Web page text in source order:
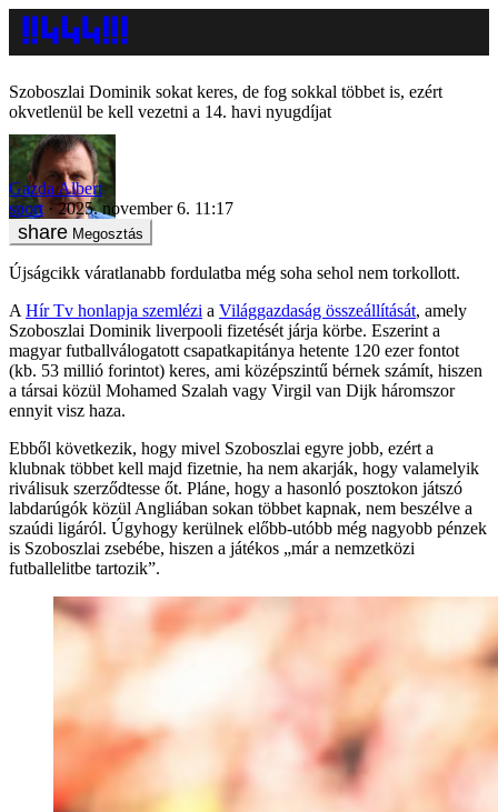
Szoboszlai Dominik sokat keres, de fog sokkal többet is, ezért
okvetlenül be kell vezetni a 14. havi nyugdíjat
Gazda Albert
sport
2025. november 6. 11:17
Megosztás
Újságcikk váratlanabb fordulatba még soha sehol nem torkollott.
A Hír Tv honlapja szemlézi a Világgazdaság összeállítását, amely
Szoboszlai Dominik liverpooli fizetését járja körbe. Eszerint a
magyar futballválogatott csapatkapitánya hetente 120 ezer fontot
(kb. 53 millió forintot) keres, ami középszintű bérnek számít, hiszen
a társai közül Mohamed Szalah vagy Virgil van Dijk háromszor
ennyit visz haza.
Ebből következik, hogy mivel Szoboszlai egyre jobb, ezért a
klubnak többet kell majd fizetnie, ha nem akarják, hogy valamelyik
riválisuk szerződtesse őt. Pláne, hogy a hasonló posztokon játszó
labdarúgók közül Angliában sokan többet kapnak, nem beszélve a
szaúdi ligáról. Úgyhogy kerülnek előbb-utóbb még nagyobb pénzek
is Szoboszlai zsebébe, hiszen a játékos „már a nemzetközi
futballelitbe tartozik”.